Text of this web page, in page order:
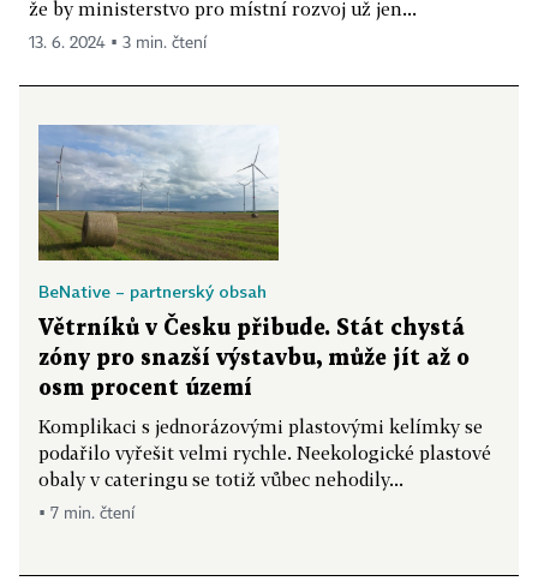
že by ministerstvo pro místní rozvoj už jen...
13. 6. 2024 ▪ 3 min. čtení
BeNative – partnerský obsah
Větrníků v Česku přibude. Stát chystá
zóny pro snazší výstavbu, může jít až o
osm procent území
Komplikaci s jednorázovými plastovými kelímky se
podařilo vyřešit velmi rychle. Neekologické plastové
obaly v cateringu se totiž vůbec nehodily...
▪ 7 min. čtení